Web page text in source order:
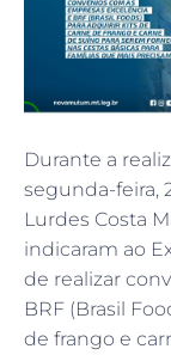
Durante a
segunda-feira,
Lurdes Costa
indicaram ao
de realizar
BRF (Brasil
de frango e